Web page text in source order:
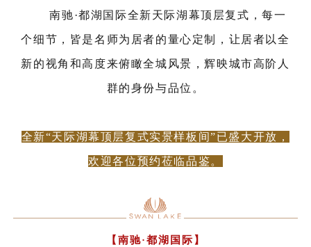
南驰·都湖国际全新天际湖幕顶层复式，每一
个细节，皆是名师为居者的量心定制，让居者以全
新的视角和高度来俯瞰全城风景，辉映城市高阶人
群的身份与品位。
全新“天际湖幕顶层复式实景样板间”已盛大开放，
欢迎各位预约莅临品鉴。
【南驰·都湖国际】